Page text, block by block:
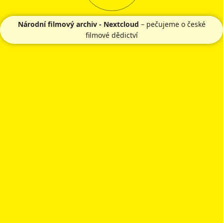
Národní filmový archiv - Nextcloud – pečujeme o české
filmové dědictví